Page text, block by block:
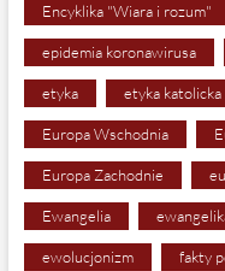
Encyklika "Wiara i rozum"
epidemia koronawirusa
etyka etyka katolicka
Europa Wschodnia
Europa Zachodnie
Ewangelia
ewolucjonizm fakty